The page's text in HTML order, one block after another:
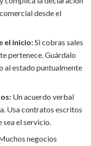
desde el
el inicio:Si cobras sales
pertenece. Guárdalo
al estado puntualmente
Un acuerdo verbal
Usa contratos escritos
sea el servicio.
negocios